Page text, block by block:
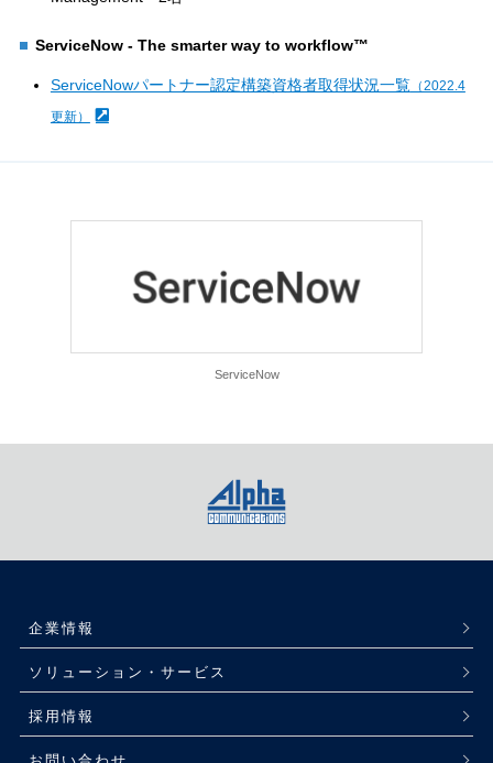
ServiceNow - The smarter way to workflow™
ServiceNowパートナー認定構築資格者取得状況一覧 （2022.4
更新）
ServiceNow
企業情報
ソリューション・サービス
採用情報